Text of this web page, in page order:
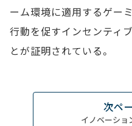
ーム環境に適用するゲー
行動を促すインセンティ
とが証明されている。
次ペ
イノベーショ